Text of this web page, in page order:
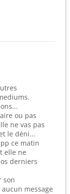
ou pas
ne vas pas
le déni...
ce matin
elle ne
derniers
son
message